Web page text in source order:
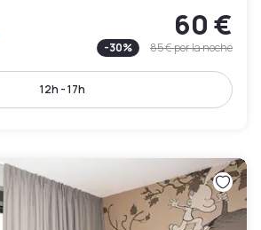
60 €
-30% 85 €por la noche
12h - 17h